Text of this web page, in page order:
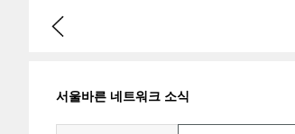
서울바른 네트워크 소식